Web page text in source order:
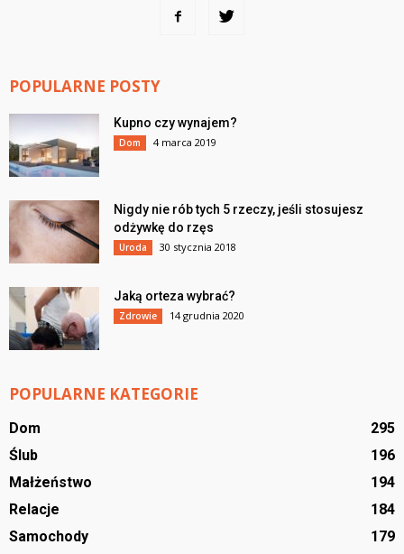
POPULARNE POSTY
Kupno czy wynajem?
Dom 4 marca 2019
Nigdy nie rób tych 5 rzeczy, jeśli stosujesz
odżywkę do rzęs
Uroda 30 stycznia 2018
Jaką orteza wybrać?
Zdrowie 14 grudnia 2020
POPULARNE KATEGORIE
Dom
295
Ślub
196
Małżeństwo
194
Relacje
184
Samochody
179